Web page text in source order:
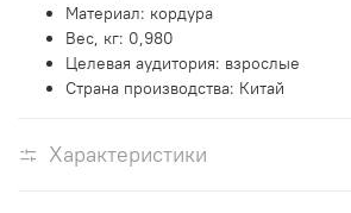
Материал: кордура
Вес, кг: 0,980
Целевая аудитория: взрослые
Страна производства: Китай
Характеристики